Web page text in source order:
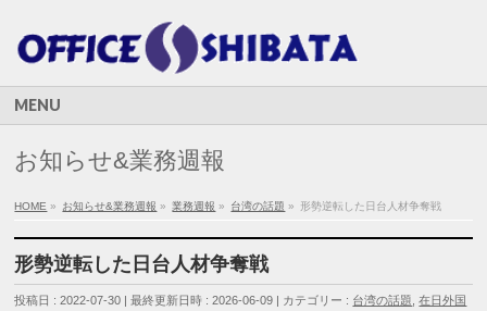
MENU
お知らせ&業務週報
HOME » お知らせ&業務週報 » 業務週報 » 台湾の話題 » 形勢逆転した日台人材争奪戦
形勢逆転した日台人材争奪戦
投稿日 : 2022-07-30 最終更新日時 : 2026-06-09 カテゴリー : 台湾の話題 ,在日外国